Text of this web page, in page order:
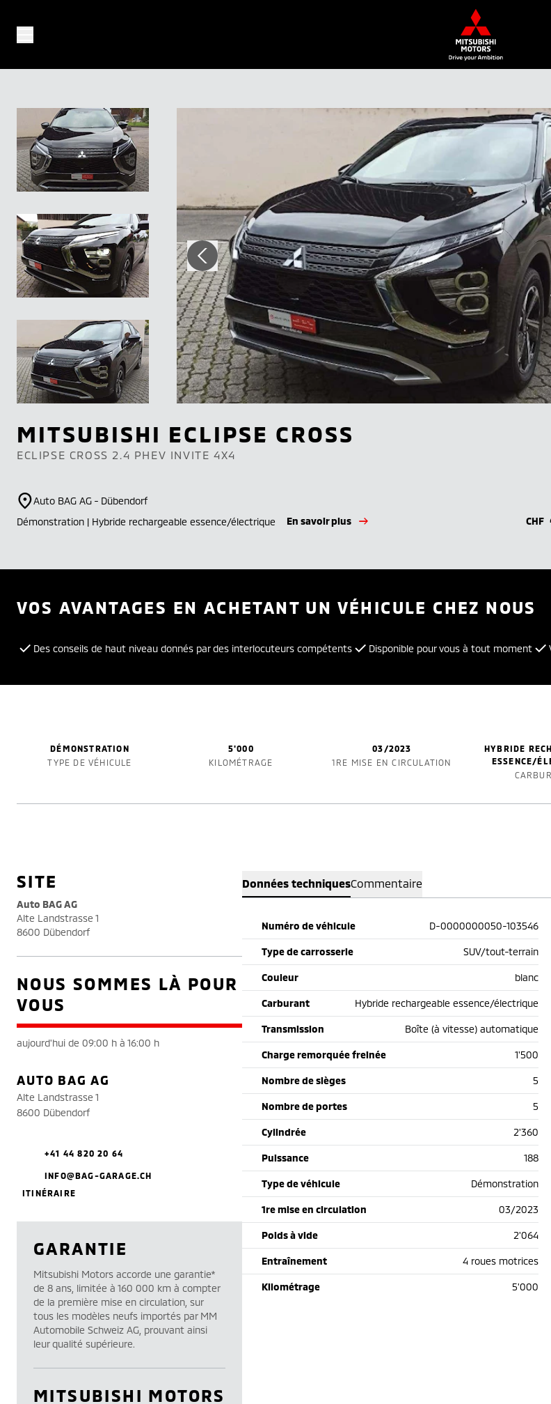
MITSUBISHI ECLIPSE CROSS
ECLIPSE CROSS 2.4 PHEV INVITE 4X4
Auto BAG AG - Dübendorf
Démonstration | Hybride rechargeable essence/électrique
En savoir plus
CHF
VOS AVANTAGES EN ACHETANT UN VÉHICULE CHEZ NOUS
Des conseils de haut niveau donnés par des interlocuteurs compétents Disponible pour vous à tout moment
DÉMONSTRATION
TYPE DE VÉHICULE
5'000
KILOMÉTRAGE
03/2023
1RE MISE EN CIRCULATION
HYBRIDE
ESSENCE/
Données techniquesCommentaire
Numéro de véhicule D-0000000050-103546
Type de carrosserie SUV/tout-terrain
Couleur blanc
Carburant Hybride rechargeable essence/électrique
Transmission Boîte (à vitesse) automatique
Charge remorquée freinée 1'500
Nombre de sièges 5
Nombre de portes 5
Cylindrée 2'360
Puissance 188
Type de véhicule Démonstration
1re mise en circulation 03/2023
Poids à vide 2'064
Entraînement 4 roues motrices
Kilométrage 5'000
SITE
Auto BAG AG
Alte Landstrasse 1
8600 Dübendorf
NOUS SOMMES LÀ POUR
VOUS
aujourd'hui de 09:00 h à 16:00 h
AUTO BAG AG
Alte Landstrasse 1
8600 Dübendorf
+41 44 820 20 64
INFO@BAG-GARAGE.CH
ITINÉRAIRE
GARANTIE
Mitsubishi Motors accorde une garantie*
de 8 ans, limitée à 160 000 km à compter
de la première mise en circulation, sur
tous les modèles neufs importés par MM
Automobile Schweiz AG, prouvant ainsi
leur qualité supérieure.
MITSUBISHI MOTORS